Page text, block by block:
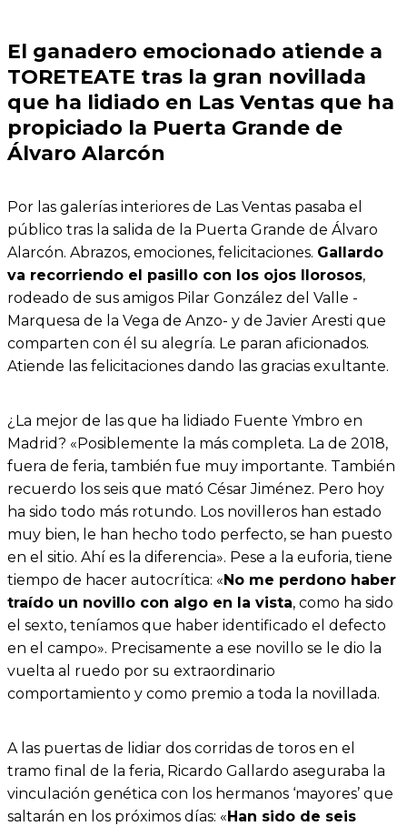
El ganadero emocionado atiende a
TORETEATE tras la gran novillada
que ha lidiado en Las Ventas que ha
propiciado la Puerta Grande de
Álvaro Alarcón
Por las galerías interiores de Las Ventas pasaba el
público tras la salida de la Puerta Grande de Álvaro
Alarcón. Abrazos, emociones, felicitaciones. Gallardo
va recorriendo el pasillo con los ojos llorosos,
rodeado de sus amigos Pilar González del Valle -
Marquesa de la Vega de Anzo- y de Javier Aresti que
comparten con él su alegría. Le paran aficionados.
Atiende las felicitaciones dando las gracias exultante.
¿La mejor de las que ha lidiado Fuente Ymbro en
Madrid? «Posiblemente la más completa. La de 2018,
fuera de feria, también fue muy importante. También
recuerdo los seis que mató César Jiménez. Pero hoy
ha sido todo más rotundo. Los novilleros han estado
muy bien, le han hecho todo perfecto, se han puesto
en el sitio. Ahí es la diferencia». Pese a la euforia, tiene
tiempo de hacer autocrítica: «No me perdono haber
traído un novillo con algo en la vista, como ha sido
el sexto, teníamos que haber identificado el defecto
en el campo». Precisamente a ese novillo se le dio la
vuelta al ruedo por su extraordinario
comportamiento y como premio a toda la novillada.
A las puertas de lidiar dos corridas de toros en el
tramo final de la feria, Ricardo Gallardo aseguraba la
vinculación genética con los hermanos ‘mayores’ que
saltarán en los próximos días: «Han sido de seis